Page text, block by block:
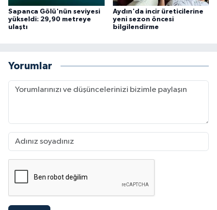
Sapanca Gölü'nün seviyesi
yükseldi: 29,90 metreye
ulaştı
Aydın'da incir üreticilerine
yeni sezon öncesi
bilgilendirme
Yorumlar